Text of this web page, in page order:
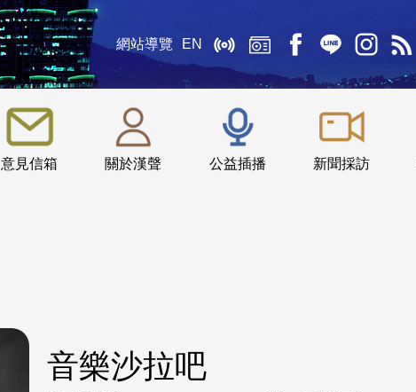
網站導覽 EN
意見信箱 關於漢聲 公益插播 新聞採訪
:::
音樂沙拉吧